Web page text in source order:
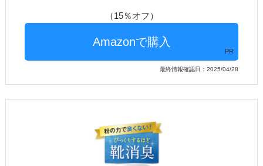
（15％オフ）
PR
最終情報確認日：2025/04/28